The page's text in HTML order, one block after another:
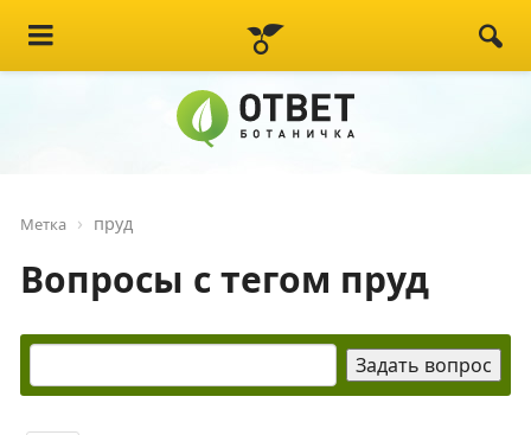
Метка пруд
Вопросы с тегом пруд